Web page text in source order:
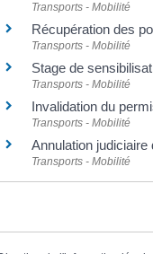
Transports - Mobilité
Récupération des
Transports - Mobilité
Stage de
Transports - Mobilité
Invalidation du
Transports - Mobilité
Annulation
Transports - Mobilité